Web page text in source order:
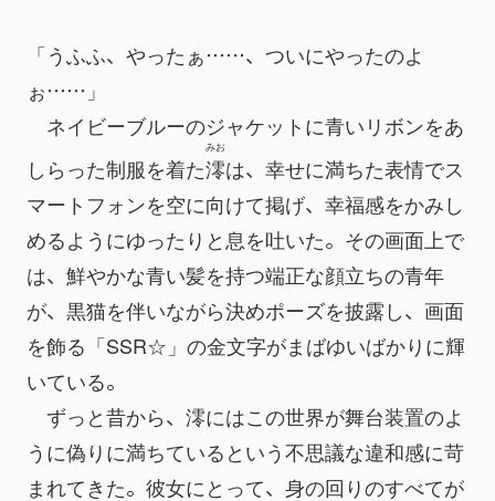
「うふふ、やったぁ……、ついにやったのよ
ぉ……」
ネイビーブルーのジャケットに青いリボンをあ
しらった制服を着た澪
みお
は、幸せに満ちた表情でス
マートフォンを空に向けて掲げ、幸福感をかみし
めるようにゆったりと息を吐いた。その画面上で
は、鮮やかな青い髪を持つ端正な顔立ちの青年
が、黒猫を伴いながら決めポーズを披露し、画面
を飾る「SSR☆」の金文字がまばゆいばかりに輝
いている。
ずっと昔から、澪にはこの世界が舞台装置のよ
うに偽りに満ちているという不思議な違和感に苛
まれてきた。彼女にとって、身の回りのすべてが